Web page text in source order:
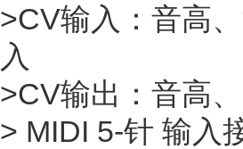
>CV输入：音高
入
>CV输出：音高
> MIDI 5-针 输入